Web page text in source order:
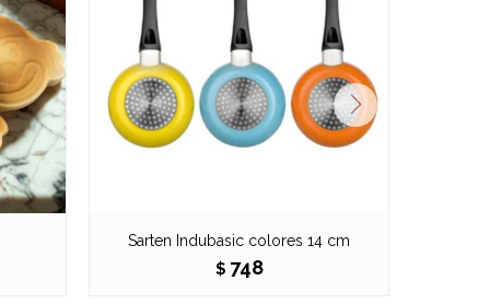
Sarten Indubasic colores 14 cm
$ 748